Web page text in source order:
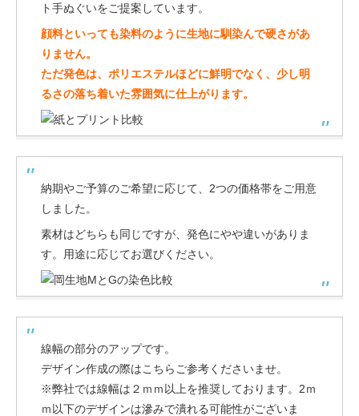
ト手ぬぐいをご提案しています。
顔料といっても染料のように生地に馴染んで硬さがあ
りません。
ただ発色は、ポリエステルほどに鮮明でなく、少し明
るさの落ち着いた雰囲気に仕上がります。
納期やご予算のご希望に応じて、2つの価格帯をご用意
しました。
素材はどちらも同じですが、発色にやや違いがありま
す。用途に応じてお選びください。
線幅の部分のアップです。
デザイン作成の際はこちらご参考くださいませ。
※弊社では線幅は２ｍｍ以上を推奨しております。2ｍ
ｍ以下のデザインは滲みで潰れる可能性がございま